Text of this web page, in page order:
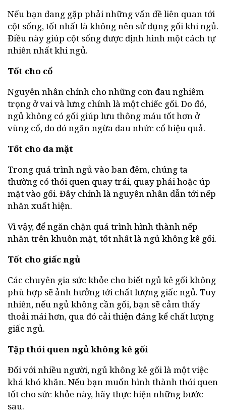
Nếu bạn đang gặp phải những vấn đề liên quan tới
cột sống, tốt nhất là không nên sử dụng gối khi ngủ.
Điều này giúp cột sống được định hình một cách tự
nhiên nhất khi ngủ.
Tốt cho cổ
Nguyên nhân chính cho những cơn đau nghiêm
trọng ở vai và lưng chính là một chiếc gối. Do đó,
ngủ không có gối giúp lưu thông máu tốt hơn ở
vùng cổ, do đó ngăn ngừa đau nhức cổ hiệu quả.
Tốt cho da mặt
Trong quá trình ngủ vào ban đêm, chúng ta
thường có thói quen quay trái, quay phải hoặc úp
mặt vào gối. Đây chính là nguyên nhân dẫn tới nếp
nhăn xuất hiện.
Vì vậy, để ngăn chặn quá trình hình thành nếp
nhăn trên khuôn mặt, tốt nhất là ngủ không kê gối.
Tốt cho giấc ngủ
Các chuyên gia sức khỏe cho biết ngủ kê gối không
phù hợp sẽ ảnh hưởng tới chất lượng giấc ngủ. Tuy
nhiên, nếu ngủ không cần gối, bạn sẽ cảm thấy
thoải mái hơn, qua đó cải thiện đáng kể chất lượng
giấc ngủ.
Tập thói quen ngủ không kê gối
Đối với nhiều người, ngủ không kê gối là một việc
khá khó khăn. Nếu bạn muốn hình thành thói quen
tốt cho sức khỏe này, hãy thực hiện những bước
sau.